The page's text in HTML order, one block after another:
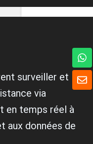
surveiller et
via
en temps réel à
aux données de
E
n
W
h
a
t
s